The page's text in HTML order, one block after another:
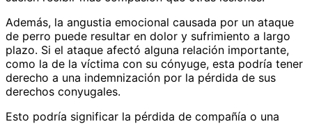
Además, la angustia emocional causada por un ataque
de perro puede resultar en dolor y sufrimiento a largo
plazo. Si el ataque afectó alguna relación importante,
como la de la víctima con su cónyuge, esta podría tener
derecho a una indemnización por la pérdida de sus
derechos conyugales.
Esto podría significar la pérdida de compañía o una